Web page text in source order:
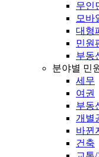
무인
모바
대형
민원
부동
분야별 민
세무
여권
부동
개별
바뀐
건축